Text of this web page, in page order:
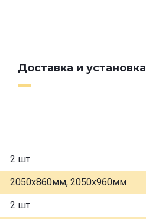
Доставка и установка
2 шт
2050х860мм, 2050х960мм
2 шт